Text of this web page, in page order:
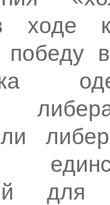
ходе
победу
для